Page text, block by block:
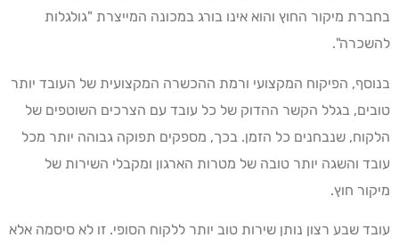
בחברת מיקור החוץ והוא אינו בורג במכונה המייצרת "גולגלות
להשכרה".
בנוסף, הפיקוח המקצועי ורמת ההכשרה המקצועית של העובד יותר
טובים, בגלל הקשר ההדוק של כל עובד עם הצרכים השוטפים של
הלקוח, שנבחנים כל הזמן. בכך, מספקים תפוקה גבוהה יותר מכל
עובד והשגה יותר טובה של מטרות הארגון ומקבלי השירות של
מיקור חוץ.
עובד שבע רצון נותן שירות טוב יותר ללקוח הסופי. זו לא סיסמה אלא